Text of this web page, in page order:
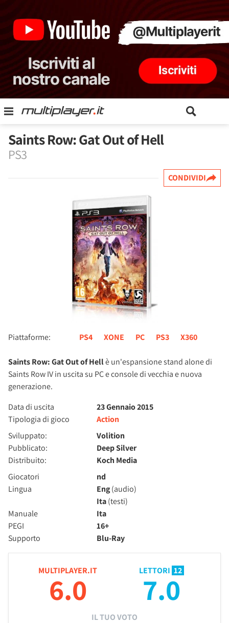
Saints Row: Gat Out of Hell
PS3
CONDIVIDI
Piattaforme: PS4 XONE PC PS3 X360
Saints Row: Gat Out of Hellè un'espansione stand alone di
Saints Row IV in uscita su PC e console di vecchia e nuova
generazione.
Data di uscita
23 Gennaio 2015
Tipologia di gioco
Action
Sviluppato:
Volition
Pubblicato:
Deep Silver
Distribuito:
Koch Media
Giocatori
nd
Lingua
Eng(audio)
Ita(testi)
Manuale
Ita
PEGI
16+
Supporto
Blu-Ray
MULTIPLAYER.IT
6.0
LETTORI 12
7.0
IL TUO VOTO